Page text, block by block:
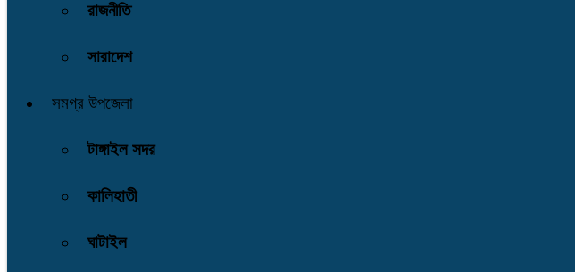
রাজনীতি
সারাদেশ
সমগ্র উপজেলা
টাঙ্গাইল সদর
কালিহাতী
ঘাটাইল